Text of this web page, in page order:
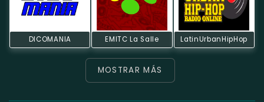
DICOMANIA EMITC La Salle LatinUrbanHipHop
MOSTRAR MÁS